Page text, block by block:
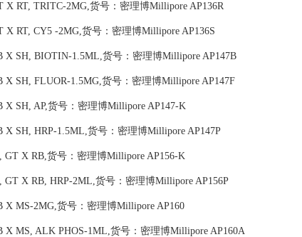
X RT, TRITC-2MG,货号：密理博Millipore AP136R
X RT, CY5 -2MG,货号：密理博Millipore AP136S
X SH, BIOTIN-1.5ML,货号：密理博Millipore AP147B
X SH, FLUOR-1.5MG,货号：密理博Millipore AP147F
X SH, AP,货号：密理博Millipore AP147-K
X SH, HRP-1.5ML,货号：密理博Millipore AP147P
GT X RB,货号：密理博Millipore AP156-K
GT X RB, HRP-2ML,货号：密理博Millipore AP156P
X MS-2MG,货号：密理博Millipore AP160
X MS, ALK PHOS-1ML,货号：密理博Millipore AP160A